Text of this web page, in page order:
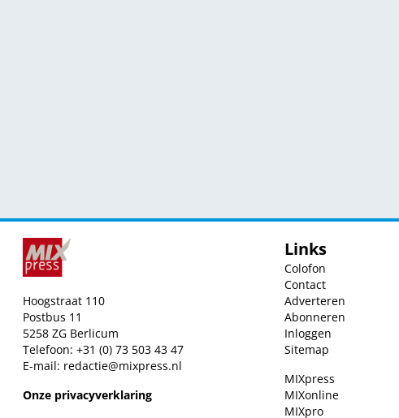
Hoogstraat 110
Postbus 11
5258 ZG Berlicum
Telefoon: +31 (0) 73 503 43 47
E-mail: redactie@mixpress.nl
Onze privacyverklaring
Links
Colofon
Contact
Adverteren
Abonneren
Inloggen
Sitemap
MIXpress
MIXonline
MIXpro